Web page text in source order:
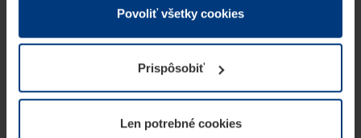
Z právneho hľadiska môžeme cookies ukladať na Vašom
prevádzku tejto stránky. Pre všetky ostatné typy cookie
potrebujeme Vaše povolenie. Vaše povolenie môžete
kedykoľvek zmeniť alebo odvolať vo vysvetlení cookie
našej webovej stránky.
Povoliť všetky cookies
Prispôsobiť
Len potrebné cookies